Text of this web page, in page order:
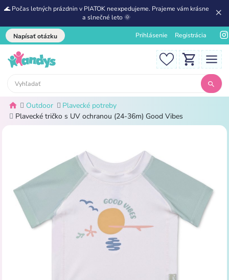
🌊 Počas letných prázdnin v PIATOK neexpedujeme. Prajeme vám krásne
a slnečné leto 🌞
Napísať otázku Prihlásenie Registrácia
Outdoor
Plavecké potreby
Plavecké tričko s UV ochranou (24-36m) Good Vibes